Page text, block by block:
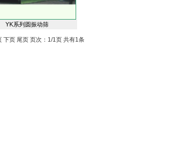
YK系列圆振动筛
页 尾页 页次：1/1页 共有1条